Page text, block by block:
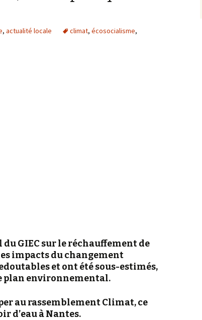
, actualité locale climat, écosocialisme,
GIEC sur le réchauffement de
impacts du changement
et ont été sous-estimés,
plan environnemental.
au rassemblement Climat, ce
d’eau à Nantes.